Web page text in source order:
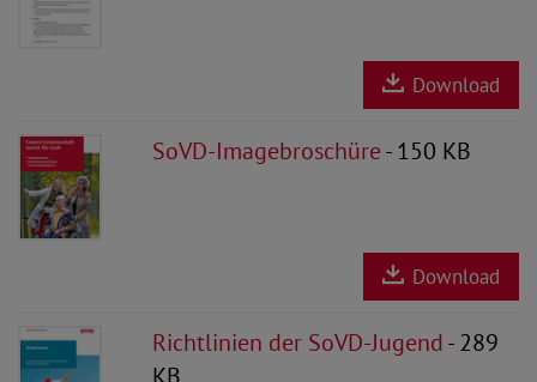
Download
SoVD-Imagebroschüre- 150 KB
Download
Richtlinien der SoVD-Jugend- 289